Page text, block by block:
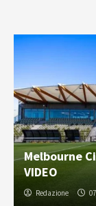
Melbourne
VIDEO
Redazione